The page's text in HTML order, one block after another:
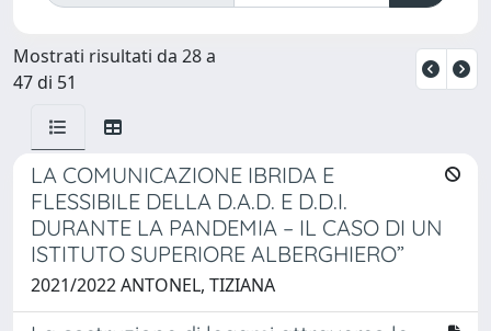
Mostrati risultati da 28 a
47 di 51
LA COMUNICAZIONE IBRIDA E
FLESSIBILE DELLA D.A.D. E D.D.I.
DURANTE LA PANDEMIA – IL CASO DI UN
ISTITUTO SUPERIORE ALBERGHIERO”
2021/2022 ANTONEL, TIZIANA